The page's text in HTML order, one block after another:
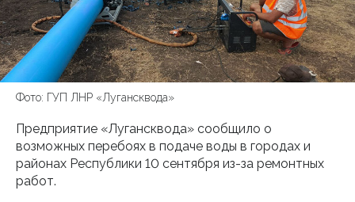
Фото: ГУП ЛНР «Лугансквода»
Предприятие «Лугансквода» сообщило о
возможных перебоях в подаче воды в городах и
районах Республики 10 сентября из-за ремонтных
работ.